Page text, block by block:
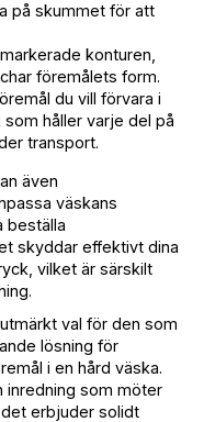
på skummet för att
konturen,
föremålets form.
du vill förvara i
håller varje del på
transport.
även
väskans
beställa
skyddar effektivt dina
vilket är särskilt
val för den som
lösning för
i en hård väska.
inredning som möter
erbjuder solidt